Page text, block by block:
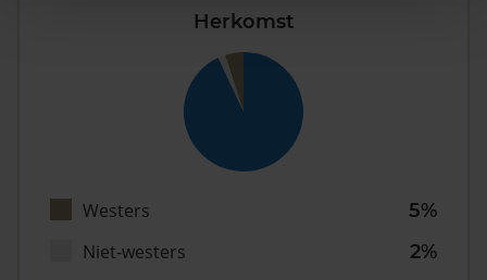
Herkomst
Westers
5%
Niet-westers
2%